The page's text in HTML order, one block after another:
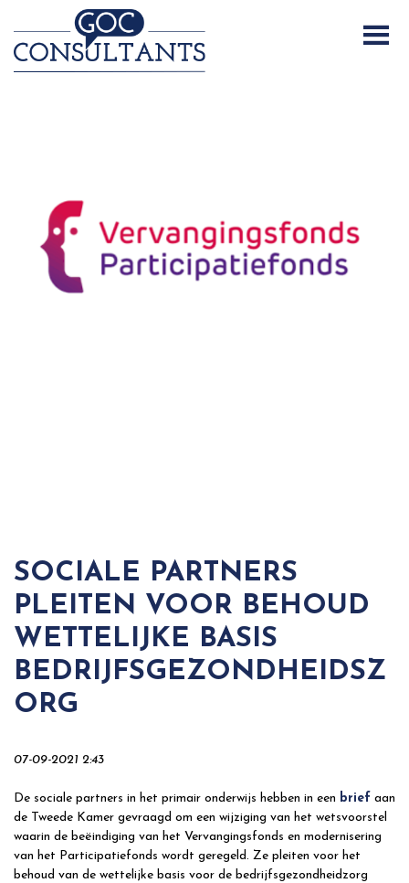
SOCIALE PARTNERS
PLEITEN VOOR BEHOUD
WETTELIJKE BASIS
BEDRIJFSGEZONDHEIDSZ
ORG
07-09-2021 2:43
De sociale partners in het primair onderwijs hebben in een brief aan
de Tweede Kamer gevraagd om een wijziging van het wetsvoorstel
waarin de beëindiging van het Vervangingsfonds en modernisering
van het Participatiefonds wordt geregeld. Ze pleiten voor het
behoud van de wettelijke basis voor de bedrijfsgezondheidzorg